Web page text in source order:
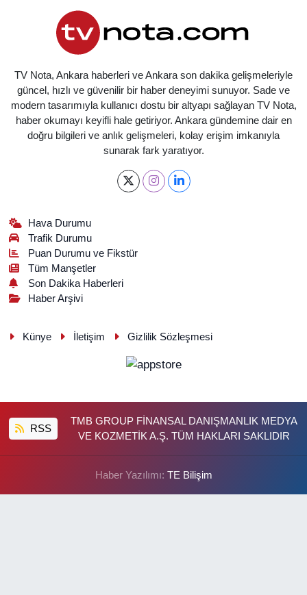
TV Nota, Ankara haberleri ve Ankara son dakika gelişmeleriyle
güncel, hızlı ve güvenilir bir haber deneyimi sunuyor. Sade ve
modern tasarımıyla kullanıcı dostu bir altyapı sağlayan TV Nota,
haber okumayı keyifli hale getiriyor. Ankara gündemine dair en
doğru bilgileri ve anlık gelişmeleri, kolay erişim imkanıyla
sunarak fark yaratıyor.
Hava Durumu
Trafik Durumu
Puan Durumu ve Fikstür
Tüm Manşetler
Son Dakika Haberleri
Haber Arşivi
Künye İletişim Gizlilik Sözleşmesi
RSS
TMB GROUP FİNANSAL DANIŞMANLIK MEDYA
VE KOZMETİK A.Ş. TÜM HAKLARI SAKLIDIR
Haber Yazılımı: TE Bilişim